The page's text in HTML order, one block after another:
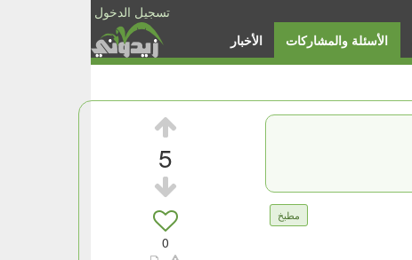
تسجيل الدخول
الأخبار الأسئلة والمشاركات
5
0
مطبخ